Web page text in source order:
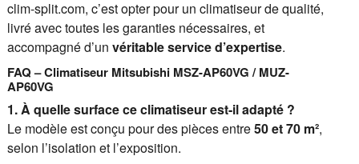
clim-split.com, c’est opter pour un climatiseur de qualité,
livré avec toutes les garanties nécessaires, et
accompagné d’un véritable service d’expertise.
FAQ – Climatiseur Mitsubishi MSZ-AP60VG / MUZ-
AP60VG
1. À quelle surface ce climatiseur est-il adapté ?
Le modèle est conçu pour des pièces entre50 et 70 m²,
selon l’isolation et l’exposition.